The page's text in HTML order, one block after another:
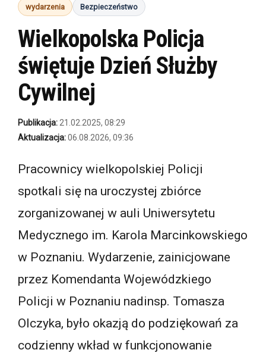
wydarzenia Bezpieczeństwo
Wielkopolska Policja
świętuje Dzień Służby
Cywilnej
Publikacja: 21.02.2025, 08:29
Aktualizacja:06.08.2026, 09:36
Pracownicy wielkopolskiej Policji
spotkali się na uroczystej zbiórce
zorganizowanej w auli Uniwersytetu
Medycznego im. Karola Marcinkowskiego
w Poznaniu. Wydarzenie, zainicjowane
przez Komendanta Wojewódzkiego
Policji w Poznaniu nadinsp. Tomasza
Olczyka, było okazją do podziękowań za
codzienny wkład w funkcjonowanie